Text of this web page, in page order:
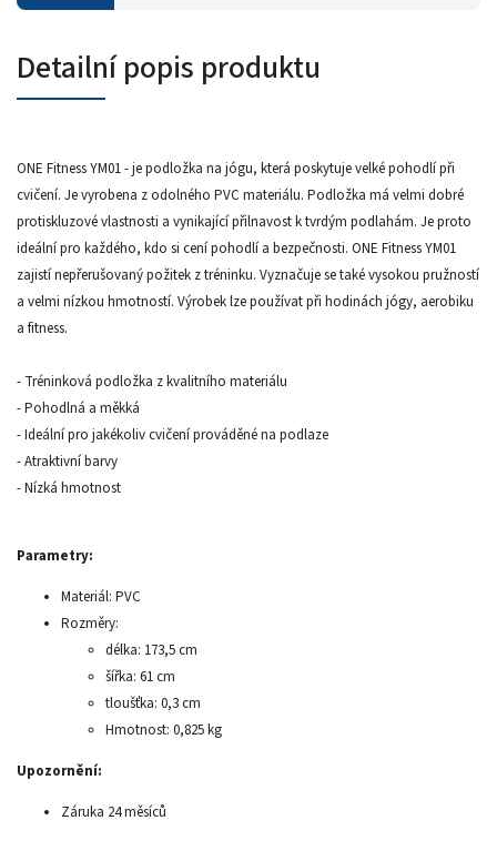
Detailní popis produktu
ONE Fitness YM01 - je podložka na jógu, která poskytuje velké pohodlí při
cvičení. Je vyrobena z odolného PVC materiálu. Podložka má velmi dobré
protiskluzové vlastnosti a vynikající přilnavost k tvrdým podlahám. Je proto
ideální pro každého, kdo si cení pohodlí a bezpečnosti. ONE Fitness YM01
zajistí nepřerušovaný požitek z tréninku. Vyznačuje se také vysokou pružností
a velmi nízkou hmotností. Výrobek lze používat při hodinách jógy, aerobiku
a fitness.
- Tréninková podložka z kvalitního materiálu
- Pohodlná a měkká
- Ideální pro jakékoliv cvičení prováděné na podlaze
- Atraktivní barvy
- Nízká hmotnost
Parametry:
Materiál: PVC
Rozměry:
délka: 173,5 cm
šířka: 61 cm
tloušťka: 0,3 cm
Hmotnost: 0,825 kg
Upozornění:
Záruka 24 měsíců